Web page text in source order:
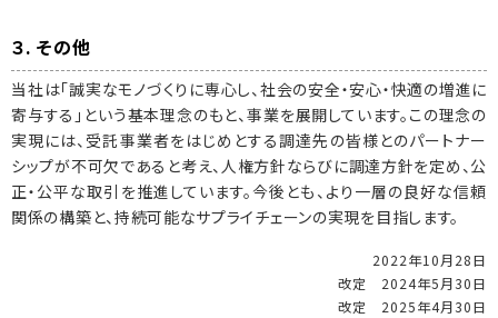
３. その他
当社は「誠実なモノづくりに専心し、社会の安全・安心・快適の増進に
寄与する」という基本理念のもと、事業を展開しています。この理念の
実現には、受託事業者をはじめとする調達先の皆様とのパートナー
シップが不可欠であると考え、人権方針ならびに調達方針を定め、公
正・公平な取引を推進しています。今後とも、より一層の良好な信頼
関係の構築と、持続可能なサプライチェーンの実現を目指します。
2022年10月28日
改定 2024年5月30日
改定 2025年4月30日